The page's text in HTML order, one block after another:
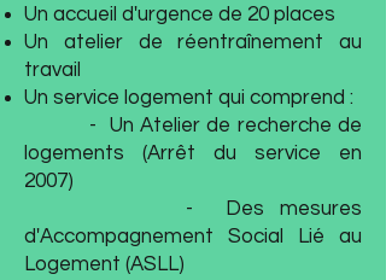
Un accueil d'urgence de 20 places
Un atelier de réentraînement au
travail
Un service logement qui comprend :
- Un Atelier de recherche de
logements (Arrêt du service en
2007)
- Des mesures
d'Accompagnement Social Lié au
Logement (ASLL)